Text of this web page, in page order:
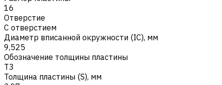
16
Отверстие
С отверстием
Диаметр вписанной окружности (IC), мм
9,525
Обозначение толщины пластины
T3
Толщина пластины (S), мм